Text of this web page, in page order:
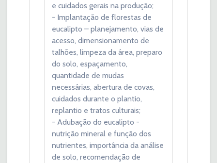
e cuidados gerais na produção;
- Implantação de florestas de
eucalipto – planejamento, vias de
acesso, dimensionamento de
talhões, limpeza da área, preparo
do solo, espaçamento,
quantidade de mudas
necessárias, abertura de covas,
cuidados durante o plantio,
replantio e tratos culturais;
- Adubação do eucalipto -
nutrição mineral e função dos
nutrientes, importância da análise
de solo, recomendação de